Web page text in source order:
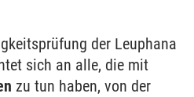
der Leuphana
sich an alle, die mit
zu tun haben, von der